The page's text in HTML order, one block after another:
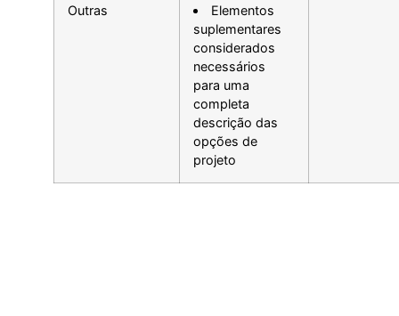
Outras
Elementos
suplementares
considerados
necessários
para uma
completa
descrição das
opções de
projeto